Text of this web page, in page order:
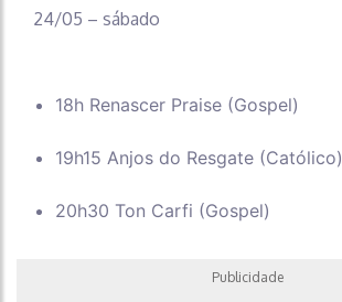
24/05 – sábado
18h Renascer Praise (Gospel)
19h15 Anjos do Resgate (Católico)
20h30 Ton Carfi (Gospel)
Publicidade